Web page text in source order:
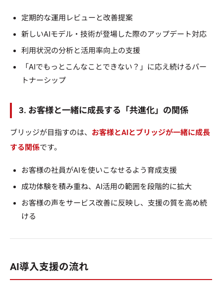
定期的な運用レビューと改善提案
新しいAIモデル・技術が登場した際のアップデート対応
利用状況の分析と活用率向上の支援
「AIでもっとこんなことできない？」に応え続けるパー
トナーシップ
3. お客様と一緒に成長する「共進化」の関係
ブリッジが目指すのは、 お客様とAIとブリッジが一緒に成長
する関係です。
お客様の社員がAIを使いこなせるよう育成支援
成功体験を積み重ね、AI活用の範囲を段階的に拡大
お客様の声をサービス改善に反映し、支援の質を高め続
ける
AI導入支援の流れ